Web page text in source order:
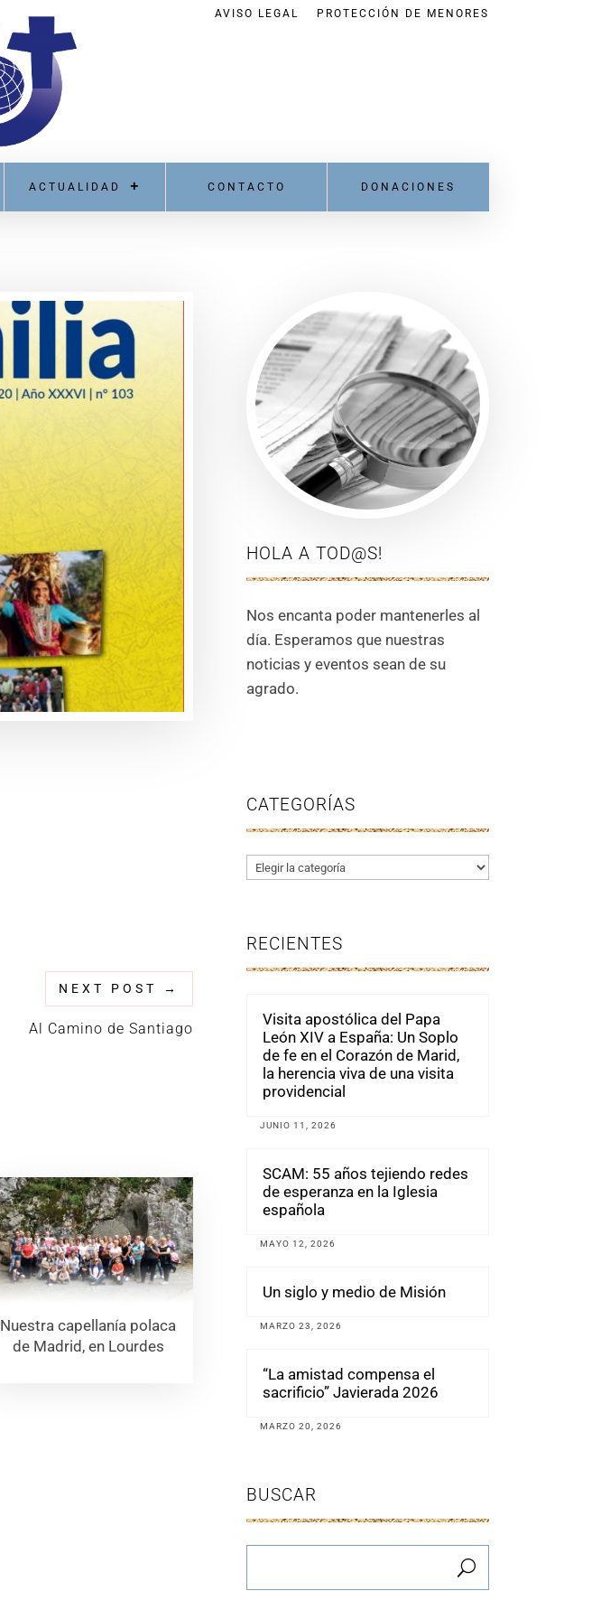
AVISO LEGAL PROTECCIÓN DE MENORES
ACTUALIDAD CONTACTO DONACIONES
NEXT POST →
Al Camino de Santiago
Nuestra capellanía polaca
de Madrid, en Lourdes
HOLA A TOD@S!
Nos encanta poder mantenerles al
día. Esperamos que nuestras
noticias y eventos sean de su
agrado.
CATEGORÍAS
Categorías
RECIENTES
Visita apostólica del Papa
León XIV a España: Un Soplo
de fe en el Corazón de Marid,
la herencia viva de una visita
providencial
JUNIO 11, 2026
SCAM: 55 años tejiendo redes
de esperanza en la Iglesia
española
MAYO 12, 2026
Un siglo y medio de Misión
MARZO 23, 2026
“La amistad compensa el
sacrificio” Javierada 2026
MARZO 20, 2026
BUSCAR